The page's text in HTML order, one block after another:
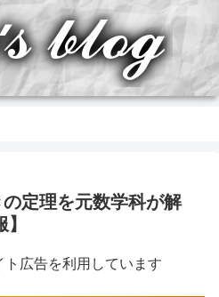
の定理を元数学科が解
広告を利用しています